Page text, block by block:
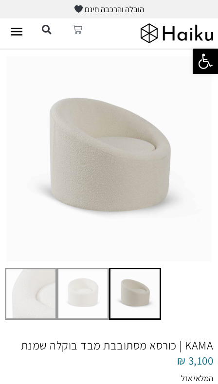
פתח סרגל נגישות
הובלה והרכבה חינם
KAMA | כורסא מסתובבת מבד בוקלה שמנת
₪ 3,100
המלאי אזל